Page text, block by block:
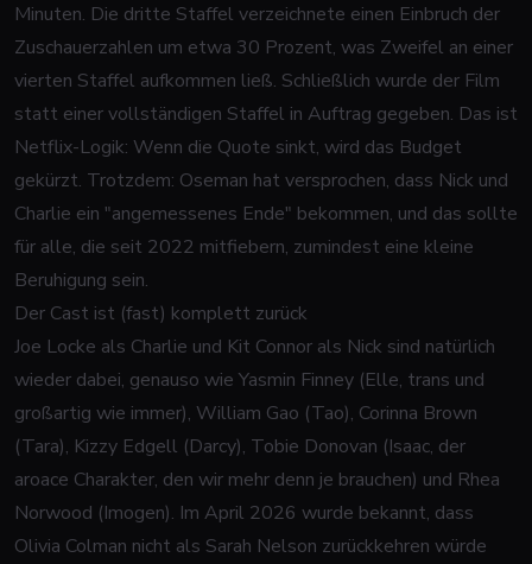
Minuten. Die dritte Staffel verzeichnete einen Einbruch der
Zuschauerzahlen um etwa 30 Prozent, was Zweifel an einer
vierten Staffel aufkommen ließ. Schließlich wurde der Film
statt einer vollständigen Staffel in Auftrag gegeben. Das ist
Netflix-Logik: Wenn die Quote sinkt, wird das Budget
gekürzt. Trotzdem: Oseman hat versprochen, dass Nick und
Charlie ein "angemessenes Ende" bekommen, und das sollte
für alle, die seit 2022 mitfiebern, zumindest eine kleine
Beruhigung sein.
Der Cast ist (fast) komplett zurück
Joe Locke als Charlie und Kit Connor als Nick sind natürlich
wieder dabei, genauso wie Yasmin Finney (Elle, trans und
großartig wie immer), William Gao (Tao), Corinna Brown
(Tara), Kizzy Edgell (Darcy), Tobie Donovan (Isaac, der
aroace Charakter, den wir mehr denn je brauchen) und Rhea
Norwood (Imogen). Im April 2026 wurde bekannt, dass
Olivia Colman nicht als Sarah Nelson zurückkehren würde